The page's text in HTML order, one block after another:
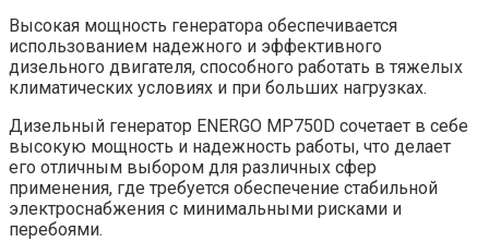
Высокая мощность генератора обеспечивается
использованием надежного и эффективного
дизельного двигателя, способного работать в тяжелых
климатических условиях и при больших нагрузках.
Дизельный генератор ENERGO MP750D сочетает в себе
высокую мощность и надежность работы, что делает
его отличным выбором для различных сфер
применения, где требуется обеспечение стабильной
электроснабжения с минимальными рисками и
перебоями.